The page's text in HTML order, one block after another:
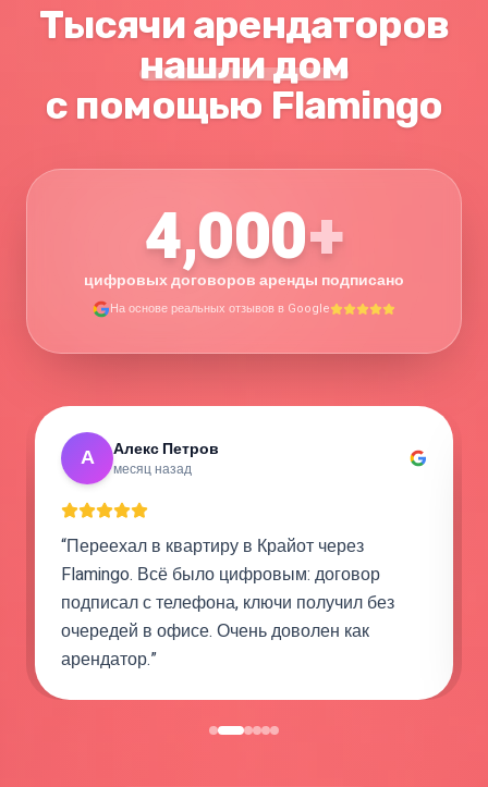
Тысячи арендаторов
нашли дом
с помощью Flamingo
4,000+
цифровых договоров аренды подписано
На основе реальных отзывов в Google
Ш Шира Леви
3 недели назад
“Когда на кухне случилась протечка, я
открыла заявку в чате, и в тот же день
пришёл мастер. Как арендатор я чувствую
себя скорее как в отеле, чем в обычной
съёмной квартире.